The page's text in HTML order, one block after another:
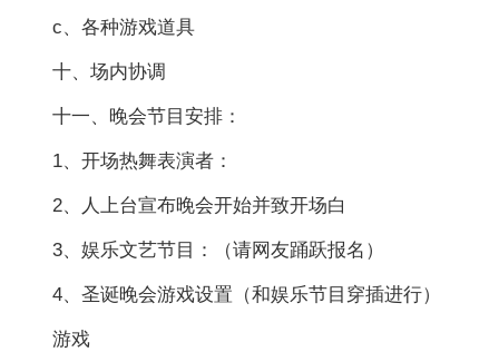
c、各种游戏道具
十、场内协调
十一、晚会节目安排：
1、开场热舞表演者：
2、人上台宣布晚会开始并致开场白
3、娱乐文艺节目：（请网友踊跃报名）
4、圣诞晚会游戏设置（和娱乐节目穿插进行）
游戏